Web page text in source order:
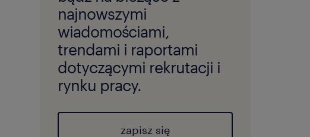
najnowszymi
wiadomościami,
trendami i raportami
dotyczącymi rekrutacji i
rynku pracy.
zapisz się